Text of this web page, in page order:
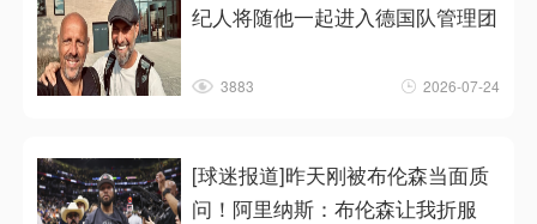
纪人将随他一起进入德国队管理团
3883 2026-07-24
[球迷报道]昨天刚被布伦森当面质
问！阿里纳斯：布伦森让我折服